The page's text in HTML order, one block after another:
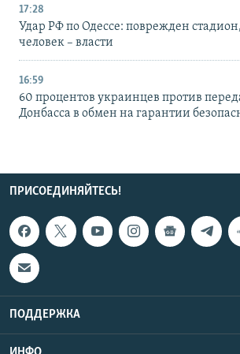
17:28
Удар РФ по Одессе: поврежден
человек – власти
16:59
60 процентов украинцев против
Донбасса в обмен на гарантии
ПРИСОЕДИНЯЙТЕСЬ!
ПОДДЕРЖКА